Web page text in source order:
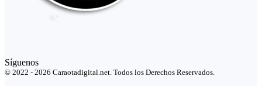
Síguenos
© 2022 - 2026 Caraotadigital.net. Todos los Derechos Reservados.